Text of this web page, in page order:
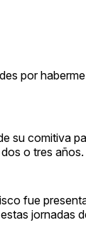
por
su comitiva
o tres años.
fue
jornadas